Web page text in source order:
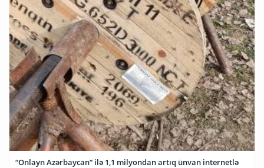
“Onlayn Azərbaycan” ilə 1,1 milyondan artıq ünvan internetlə